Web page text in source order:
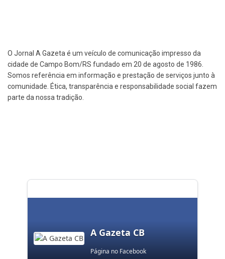
O Jornal A Gazeta é um veículo de comunicação impresso da
cidade de Campo Bom/RS fundado em 20 de agosto de 1986.
Somos referência em informação e prestação de serviços junto à
comunidade. Ética, transparência e responsabilidade social fazem
parte da nossa tradição.
A Gazeta CB
Página no Facebook